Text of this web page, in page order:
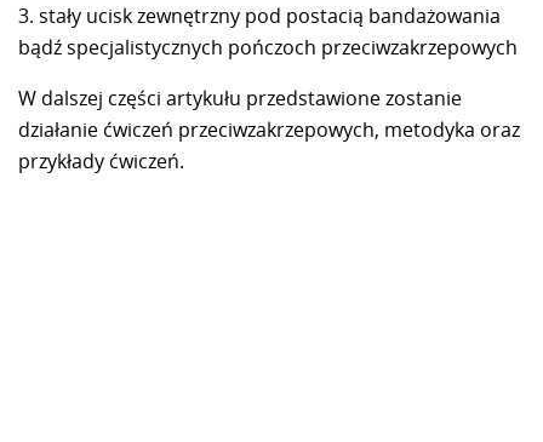
3. stały ucisk zewnętrzny pod postacią bandażowania
bądź specjalistycznych pończoch przeciwzakrzepowych
W dalszej części artykułu przedstawione zostanie
działanie ćwiczeń przeciwzakrzepowych, metodyka oraz
przykłady ćwiczeń.